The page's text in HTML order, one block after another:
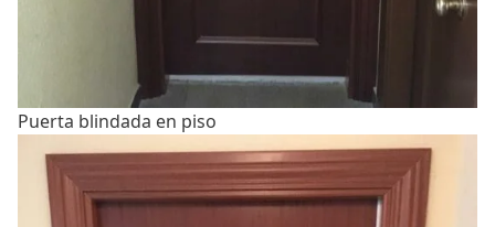
Puerta blindada en piso